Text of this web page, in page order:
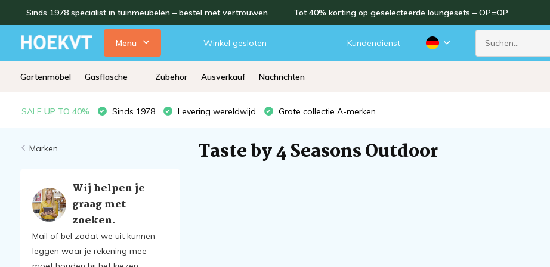
Sinds 1978 specialist in tuinmeubelen – bestel met vertrouwen Tot 40% korting op geselecteerde loungesets – OP=OP
Menu Winkel gesloten Kundendienst
Gartenmöbel Gasflasche Zubehör Ausverkauf Nachrichten
SALE UP TO 40% Sinds 1978 Levering wereldwijd Grote collectie A-merken
Marken
Wij helpen je
graag met
zoeken.
Mail of bel zodat we uit kunnen
leggen waar je rekening mee
Taste by 4 Seasons Outdoor